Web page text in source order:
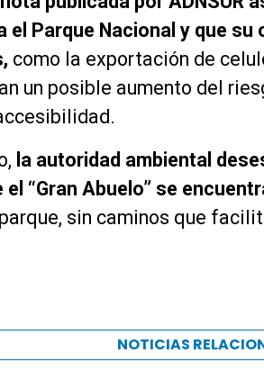
el Parque Nacional y que
como la exportación de
un posible aumento del
la autoridad ambiental
el “Gran Abuelo” se
sin caminos que
NOTICIAS